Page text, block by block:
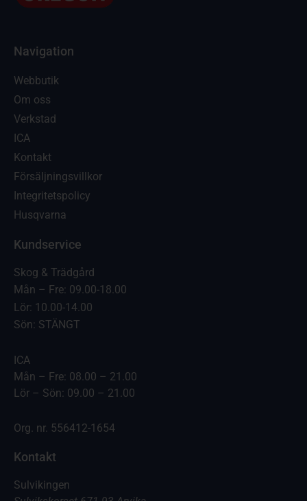
Navigation
Webbutik
Om oss
Verkstad
ICA
Kontakt
Försäljningsvillkor
Integritetspolicy
Husqvarna
Kundservice
Skog & Trädgård
Mån – Fre: 09.00-18.00
Lör: 10.00-14.00
Sön: STÄNGT
ICA
Mån – Fre: 08.00 – 21.00
Lör – Sön: 09.00 – 21.00
Org. nr. 556412-1654
Kontakt
Sulvikingen